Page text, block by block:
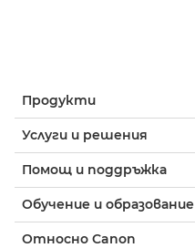
Продукти
Услуги и решения
Помощ и поддръжка
Обучение и образование
Относно Canon